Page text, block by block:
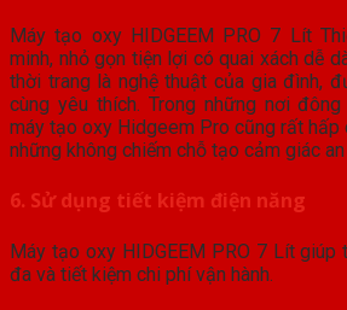
Máy tạo oxy HIDGEEM PRO 7 Lít
minh, nhỏ gọn tiện lợi có quai xách dễ
thời trang là nghệ thuật của gia đình,
cùng yêu thích. Trong những nơi
máy tạo oxy Hidgeem Pro cũng rất hấp
những không chiếm chỗ tạo cảm giác
6. Sử dụng tiết kiệm điện năng
Máy tạo oxy HIDGEEM PRO 7 Lít
đa và tiết kiệm chi phí vận hành.